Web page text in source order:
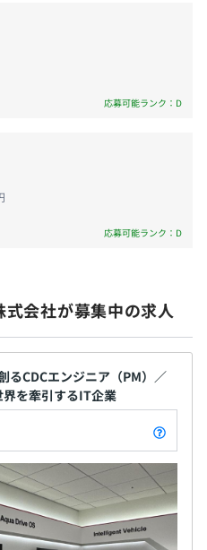
ありません）
意としており、国内の完
しています。グループ
、トヨタのグローバル
載HMIエンジンとして世
けて自動車関連企業と
やってみよう」精神の
の社員が持っています。
社は、グローバル展開と
り、エンジニア・PM・
ンで積極採用中です。
応募可能ランク：D
応募可能ランク：D
式会社が募集中の求人
るCDCエンジニア（PM）／
を牽引するIT企業